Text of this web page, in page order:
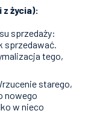
z życia):
sprzedaży:
sprzedawać.
tego,
starego,
nowego
w nieco